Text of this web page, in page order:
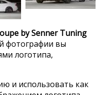
by Senner Tuning
фотографии вы
логотипа,
и использовать как